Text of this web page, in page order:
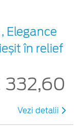
Elegance
în relief
332,60
Vezi detalii